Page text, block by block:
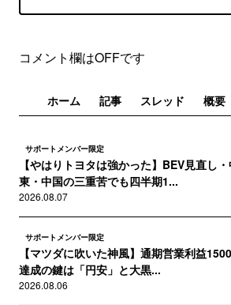
コメント欄はOFFです
ホーム 記事 スレッド 概要
サポートメンバー限定
【やはりトヨタは強かった】BEV見直し・
東・中国の三重苦でも四半期1...
2026.08.07
サポートメンバー限定
【マツダに吹いた神風】通期営業利益1500
達成の鍵は「円安」と大黒...
2026.08.06